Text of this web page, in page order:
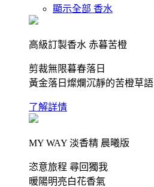
顯示全部 香水
高級訂製香水 赤暮苦橙
剪裁無限暮春落日
黃金落日燦爛沉靜的苦橙草語
了解詳情
MY WAY 淡香精 晨曦版
恣意旅程 尋回獨我
暖陽明亮白花香氣